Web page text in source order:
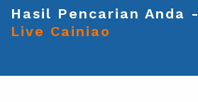
Hasil Pencarian Anda -
Live Cainiao